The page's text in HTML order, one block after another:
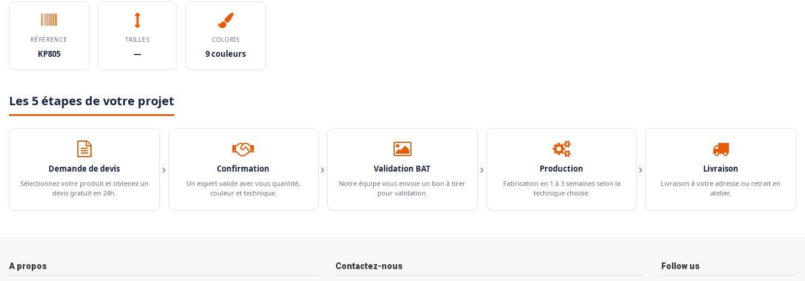
RÉFÉRENCE
KP805
TAILLES
—
COLORIS
9 couleurs
Les 5 étapes de votre projet
Demande de devis
Sélectionnez votre produit et obtenez un
devis gratuit en 24h.
› Confirmation
Un expert valide avec vous quantité,
couleur et technique.
› Validation BAT
Notre équipe vous envoie un bon à tirer
pour validation.
› Production
Fabrication en 1 à 3 semaines selon la
technique choisie.
› Livraison
Livraison à votre adresse ou retrait en
atelier.
A propos Contactez-nous Follow us